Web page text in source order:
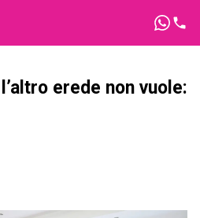
erede non vuole: